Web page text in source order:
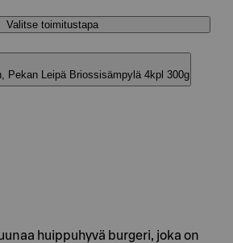
Valitse toimitustapa
Pekan Leipä Briossisämpylä 4kpl 300g
huippuhyvä burgeri, joka on